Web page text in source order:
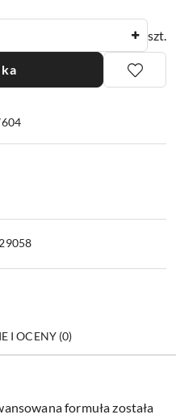
szt.
I OCENY (0)
formuła została